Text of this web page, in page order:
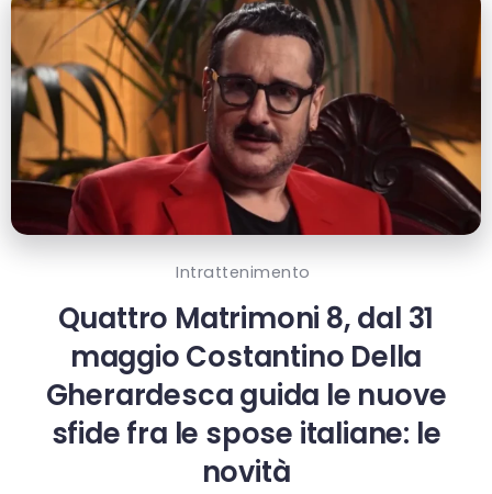
Intrattenimento
Quattro Matrimoni 8, dal 31
maggio Costantino Della
Gherardesca guida le nuove
sfide fra le spose italiane: le
novità